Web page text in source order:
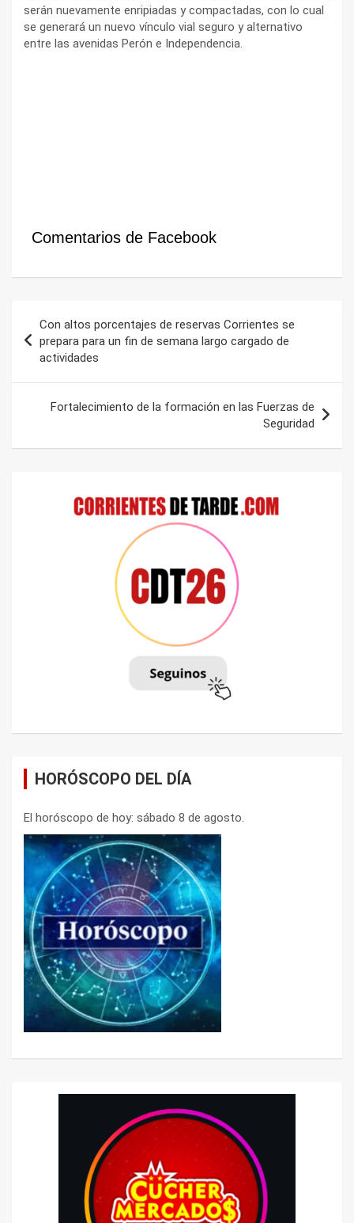
serán nuevamente enripiadas y compactadas, con lo cual
se generará un nuevo vínculo vial seguro y alternativo
entre las avenidas Perón e Independencia.
Comentarios de Facebook
de
entradas
Con altos porcentajes de reservas Corrientes se
prepara para un fin de semana largo cargado de
actividades
Fortalecimiento de la formación en las Fuerzas de
Seguridad
HORÓSCOPO DEL DÍA
El horóscopo de hoy: sábado 8 de agosto.